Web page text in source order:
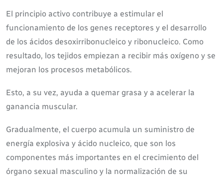
El principio activo contribuye a estimular el
funcionamiento de los genes receptores y el desarrollo
de los ácidos desoxirribonucleico y ribonucleico. Como
resultado, los tejidos empiezan a recibir más oxígeno y se
mejoran los procesos metabólicos.
Esto, a su vez, ayuda a quemar grasa y a acelerar la
ganancia muscular.
Gradualmente, el cuerpo acumula un suministro de
energía explosiva y ácido nucleico, que son los
componentes más importantes en el crecimiento del
órgano sexual masculino y la normalización de su